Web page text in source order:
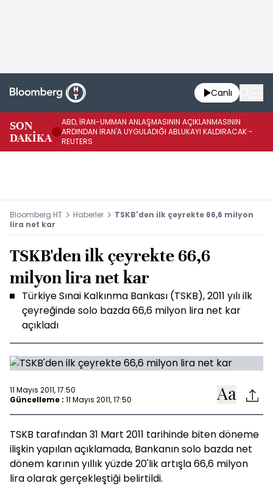
Canlı
SON
DAKİKA
ABD, İRAN-UMMAN ANLAŞMASININ AÇIKLANMASININ
ARDINDAN İRAN'A UYGULADIĞI ABLUKAYI KALDIRACAK -
REUTERS
Bloomberg HT Haberler
TSKB'den ilk çeyrekte 66,6 milyon
lira net kar
TSKB'den ilk çeyrekte 66,6
milyon lira net kar
Türkiye Sınai Kalkınma Bankası (TSKB), 2011 yılı ilk
çeyreğinde solo bazda 66,6 milyon lira net kar
açıkladı
11 Mayıs 2011, 17:50
Güncelleme : 11 Mayıs 2011, 17:50
TSKB tarafından 31 Mart 2011 tarihinde biten döneme
ilişkin yapılan açıklamada, Bankanın solo bazda net
dönem karının yıllık yüzde 20'lik artışla 66,6 milyon
lira olarak gerçekleştiği belirtildi.